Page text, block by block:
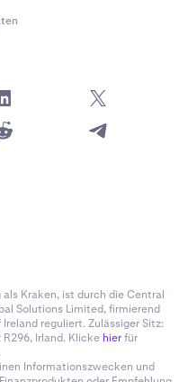
Kraken, ist durch die Central
Solutions Limited, firmierend
reguliert. Zulässiger Sitz:
R296, Irland. Klicke hierfür
Informationszwecken und